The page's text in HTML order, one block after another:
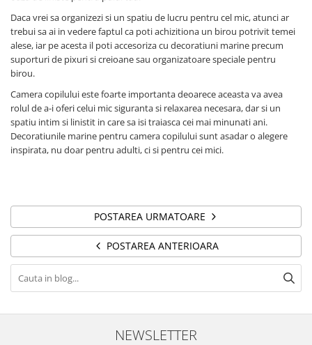
Daca vrei sa organizezi si un spatiu de lucru pentru cel mic, atunci ar
trebui sa ai in vedere faptul ca poti achizitiona un birou potrivit temei
alese, iar pe acesta il poti accesoriza cu decoratiuni marine precum
suporturi de pixuri si creioane sau organizatoare speciale pentru
birou.
Camera copilului este foarte importanta deoarece aceasta va avea
rolul de a-i oferi celui mic siguranta si relaxarea necesara, dar si un
spatiu intim si linistit in care sa isi traiasca cei mai minunati ani.
Decoratiunile marine pentru camera copilului sunt asadar o alegere
inspirata, nu doar pentru adulti, ci si pentru cei mici.
POSTAREA URMATOARE
POSTAREA ANTERIOARA
NEWSLETTER